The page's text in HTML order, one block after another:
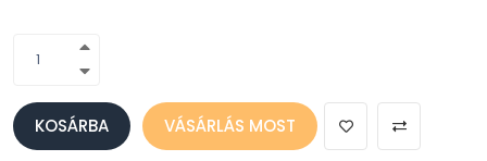
KOSÁRBA VÁSÁRLÁS MOST